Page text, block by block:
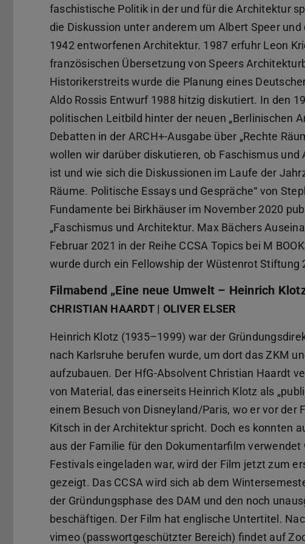
faschistische Politik in der und für die Architektur
die Diskussion unter anderem um Albert Speer
1942 entworfenen Architektur. 1987 erfuhr Leon
französischen Übersetzung von Speers
Historikerstreits wurde die Planung eines
Aldo Rossis Entwurf 1988 hitzig diskutiert. In den
politischen Leitbild hinter der neuen „Berlinischen
Debatten in der ARCH+-Ausgabe über „Rechte
wollen wir darüber diskutieren, ob Faschismus
ist und wie sich die Diskussionen im Laufe der
Räume. Politische Essays und Gespräche“ von
Fundamente bei Birkhäuser im November 2020
„Faschismus und Architektur. Max Bächers
Februar 2021 in der Reihe CCSA Topics bei M
wurde durch ein Fellowship der Wüstenrot Stiftung
Filmabend „Eine neue Umwelt – Heinrich
CHRISTIAN HAARDT | OLIVER ELSER
Heinrich Klotz (1935–1999) war der
nach Karlsruhe berufen wurde, um dort das ZKM
aufzubauen. Der HfG-Absolvent Christian Haardt
von Material, das einerseits Heinrich Klotz als
einem Besuch von Disneyland/Paris, wo er vor der
Kitsch in der Architektur spricht. Doch es konnten
aus der Familie für den Dokumentarfilm
Festivals eingeladen war, wird der Film jetzt zum
gezeigt. Das CCSA wird sich ab dem
der Gründungsphase des DAM und den noch
beschäftigen. Der Film hat englische Untertitel.
vimeo (passwortgeschützter Bereich) findet auf